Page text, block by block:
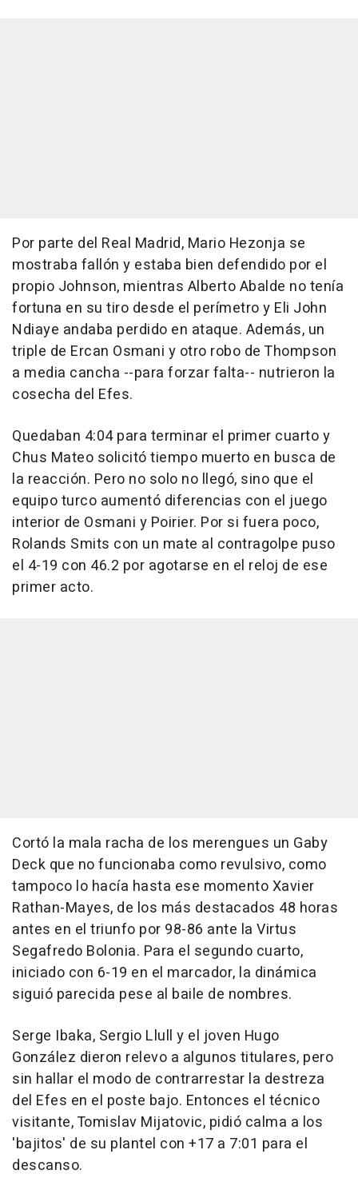
Por parte del Real Madrid, Mario Hezonja se
mostraba fallón y estaba bien defendido por el
propio Johnson, mientras Alberto Abalde no tenía
fortuna en su tiro desde el perímetro y Eli John
Ndiaye andaba perdido en ataque. Además, un
triple de Ercan Osmani y otro robo de Thompson
a media cancha --para forzar falta-- nutrieron la
cosecha del Efes.
Quedaban 4:04 para terminar el primer cuarto y
Chus Mateo solicitó tiempo muerto en busca de
la reacción. Pero no solo no llegó, sino que el
equipo turco aumentó diferencias con el juego
interior de Osmani y Poirier. Por si fuera poco,
Rolands Smits con un mate al contragolpe puso
el 4-19 con 46.2 por agotarse en el reloj de ese
primer acto.
Cortó la mala racha de los merengues un Gaby
Deck que no funcionaba como revulsivo, como
tampoco lo hacía hasta ese momento Xavier
Rathan-Mayes, de los más destacados 48 horas
antes en el triunfo por 98-86 ante la Virtus
Segafredo Bolonia. Para el segundo cuarto,
iniciado con 6-19 en el marcador, la dinámica
siguió parecida pese al baile de nombres.
Serge Ibaka, Sergio Llull y el joven Hugo
González dieron relevo a algunos titulares, pero
sin hallar el modo de contrarrestar la destreza
del Efes en el poste bajo. Entonces el técnico
visitante, Tomislav Mijatovic, pidió calma a los
'bajitos' de su plantel con +17 a 7:01 para el
descanso.